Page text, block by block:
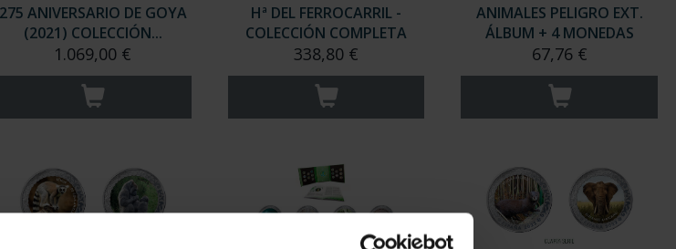
275 ANIVERSARIO DE GOYA
(2021) COLECCIÓN...
1.069,00 €
Hª DEL FERROCARRIL -
COLECCIÓN COMPLETA
338,80 €
ANIMALES PELIGRO EXT.
ÁLBUM + 4 MONEDAS
67,76 €